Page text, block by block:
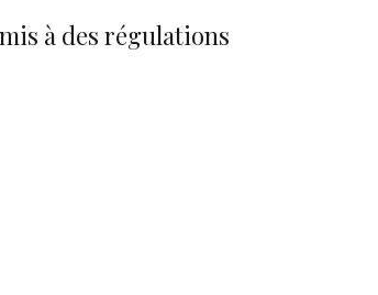
à des régulations